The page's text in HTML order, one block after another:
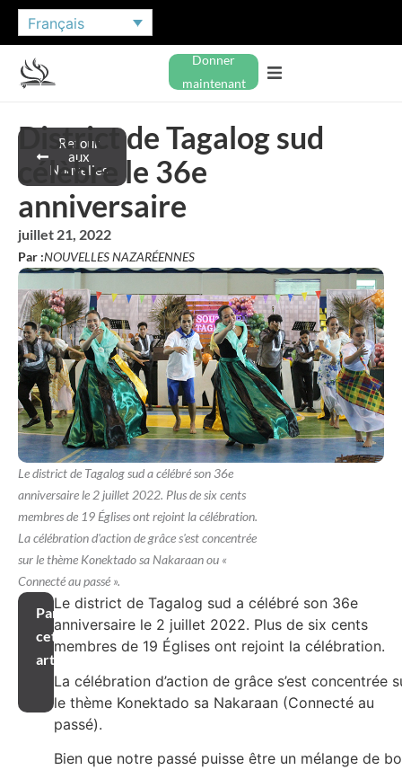
Français
Donner
maintenant
Retour
aux
Nouvelles
District de Tagalog sud
célèbre le 36e
anniversaire
juillet 21, 2022
Par :NOUVELLES NAZARÉENNES
Le district de Tagalog sud a célébré son 36e
anniversaire le 2 juillet 2022. Plus de six cents
membres de 19 Églises ont rejoint la célébration.
La célébration d'action de grâce s'est concentrée
sur le thème Konektado sa Nakaraan ou «
Connecté au passé ».
Partager
cet
article
Le district de Tagalog sud a célébré son 36e
anniversaire le 2 juillet 2022. Plus de six cents
membres de 19 Églises ont rejoint la célébration.
La célébration d’action de grâce s’est concentrée
le thème Konektado sa Nakaraan (Connecté au
passé).
Bien que notre passé puisse être un mélange de